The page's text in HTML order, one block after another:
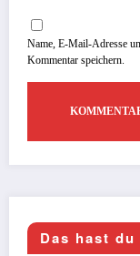
Name, E-Mail-Adresse
Kommentar speichern.
Das hast